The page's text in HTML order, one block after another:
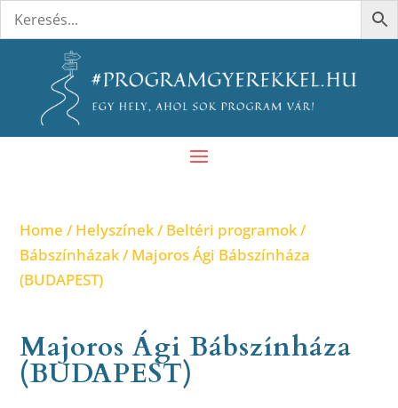
Home /Helyszínek/Beltéri programok/
Bábszínházak/ Majoros Ági Bábszínháza
(BUDAPEST)
Majoros Ági Bábszínháza
(BUDAPEST)